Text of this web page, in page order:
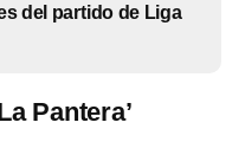
del partido de Liga
Pantera’